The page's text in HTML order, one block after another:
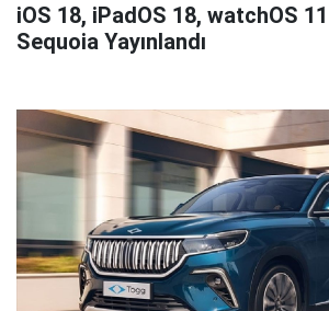
iOS 18, iPadOS 18, watchOS
Sequoia Yayınlandı